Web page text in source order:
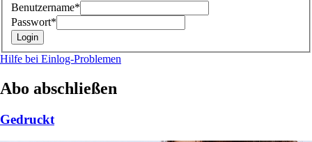
Benutzername*
Passwort*
Hilfe bei Einlog-Problemen
Abo abschließen
Gedruckt